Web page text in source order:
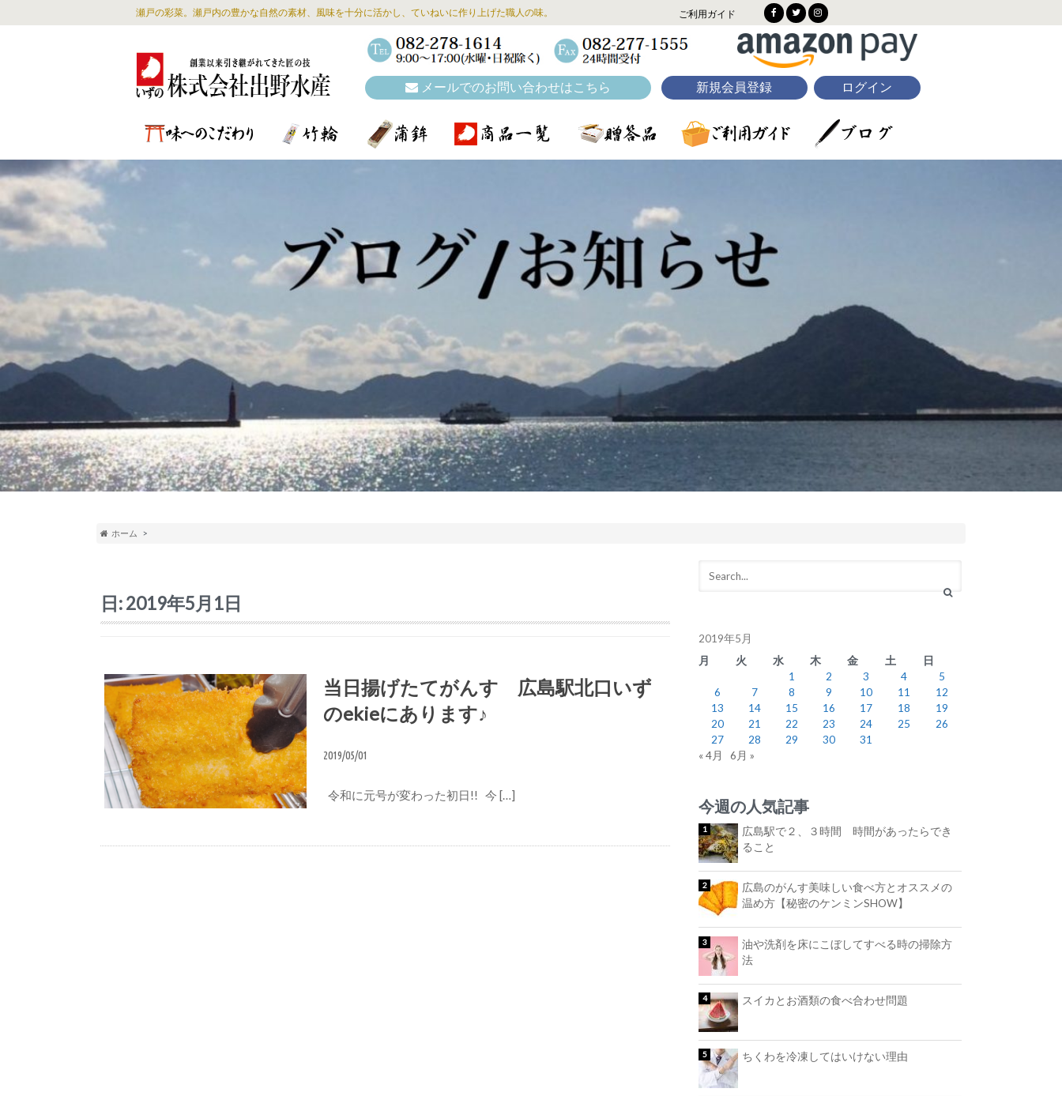
瀬戸の彩菜。瀬戸内の豊かな自然の素材、風味を十分に活かし、ていねいに作り上げた職人の味。 ご利用ガイド
メールでのお問い合わせはこちら 新規会員登録 ログイン
ホーム
日:2019年5月1日
当日揚げたてがんす 広島駅北口いず
のekieにあります♪
2019/05/01
令和に元号が変わった初日!! 今 […]
2019年5月
月
火 水 木 金 土
日
1
2 3 4
5
6
7 8 9 10 11
12
13
14 15 16 17 18
19
20
21 22 23 24 25
26
27
28 29 30
31
« 4月
6月 »
今週の人気記事
広島駅で２、３時間 時間があったらでき
ること
広島のがんす美味しい食べ方とオススメの
温め方【秘密のケンミンSHOW】
油や洗剤を床にこぼしてすべる時の掃除方
法
スイカとお酒類の食べ合わせ問題
ちくわを冷凍してはいけない理由